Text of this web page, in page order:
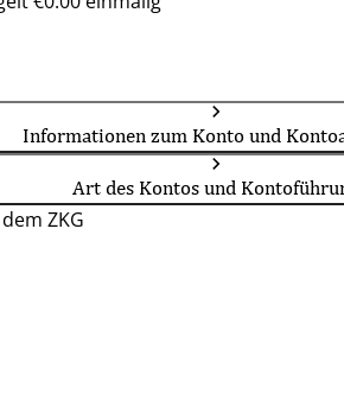
Informationen zum Konto und
Art des Kontos und
ZKG